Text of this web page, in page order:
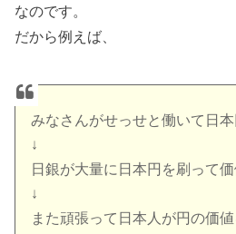
なのです。
だから例えば、
みなさんがせっせと働いて日本
↓
日銀が大量に日本円を刷って価
↓
また頑張って日本人が円の価値